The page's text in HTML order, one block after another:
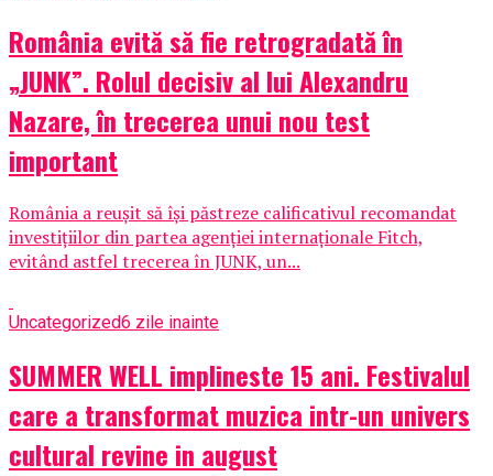
România evită să fie retrogradată în
„JUNK”. Rolul decisiv al lui Alexandru
Nazare, în trecerea unui nou test
important
România a reușit să își păstreze calificativul recomandat
investițiilor din partea agenției internaționale Fitch,
evitând astfel trecerea în JUNK, un...
Uncategorized6 zile inainte
SUMMER WELL implineste 15 ani. Festivalul
care a transformat muzica intr-un univers
cultural revine in august